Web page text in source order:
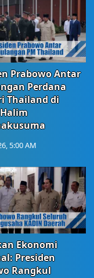
Prabowo Antar
Perdana
Thailand di
5:00 AM
Ekonomi
Presiden
Rangkul